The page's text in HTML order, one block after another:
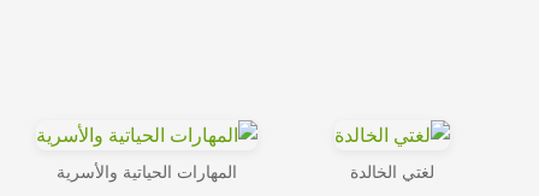
لغتي الخالدة المهارات الحياتية والأسرية